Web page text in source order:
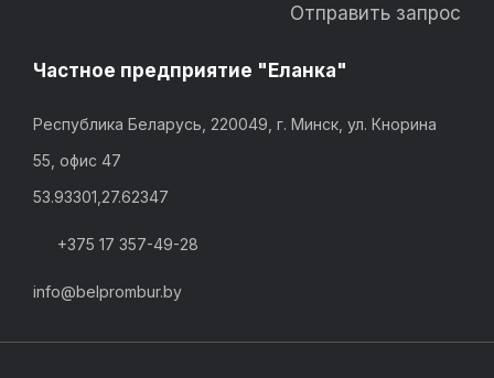
Отправить запрос
Частное предприятие "Еланка"
Республика Беларусь, 220049, г. Минск, ул. Кнорина
55, офис 47
53.93301,27.62347
+375 17 357-49-28
info@belprombur.by